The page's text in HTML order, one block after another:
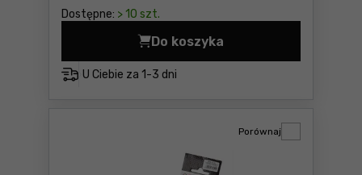
Dostępne: > 10 szt.
U Ciebie za 1-3 dni
Do koszyka
Przedłużacz pojedynczy
Porównaj